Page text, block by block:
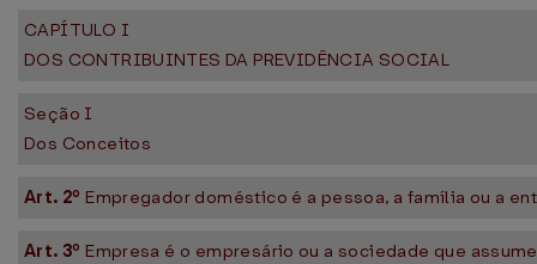
CAPÍTULO I
DOS CONTRIBUINTES DA PREVIDÊNCIA SOCIAL
Seção I
Dos Conceitos
Art. 2º Empregador doméstico é a pessoa, a família ou a
Art. 3º Empresa é o empresário ou a sociedade que